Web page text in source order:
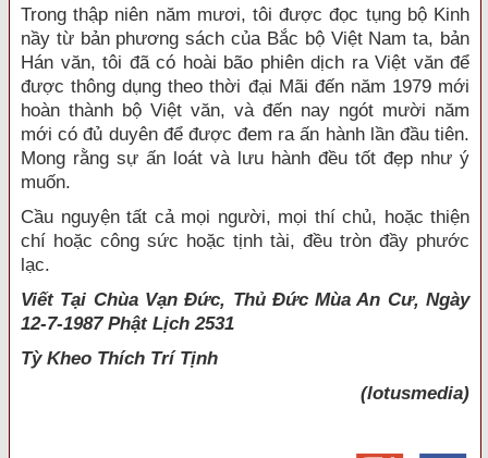
Trong thập niên năm mươi, tôi được đọc tụng bộ Kinh
nầy từ bản phương sách của Bắc bộ Việt Nam ta, bản
Hán văn, tôi đã có hoài bão phiên dịch ra Việt văn để
được thông dụng theo thời đại Mãi đến năm 1979 mới
hoàn thành bộ Việt văn, và đến nay ngót mười năm
mới có đủ duyên để được đem ra ấn hành lần đầu tiên.
Mong rằng sự ấn loát và lưu hành đều tốt đẹp như ý
muốn.
Cầu nguyện tất cả mọi người, mọi thí chủ, hoặc thiện
chí hoặc công sức hoặc tịnh tài, đều tròn đầy phước
lạc.
Viết Tại Chùa Vạn Đức, Thủ Đức Mùa An Cư, Ngày
12-7-1987 Phật Lịch 2531
Tỳ Kheo Thích Trí Tịnh
(lotusmedia)